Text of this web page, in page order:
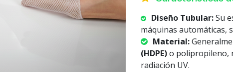
Diseño Tubular:Su
máquinas automáticas,
Material:
(HDPE)o polipropileno,
radiación UV.